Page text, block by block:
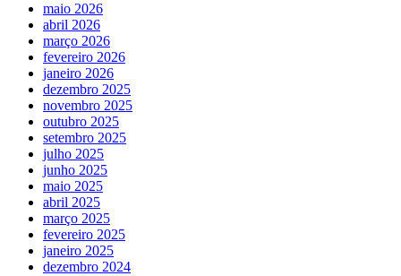
maio 2026
abril 2026
março 2026
fevereiro 2026
janeiro 2026
dezembro 2025
novembro 2025
outubro 2025
setembro 2025
julho 2025
junho 2025
maio 2025
abril 2025
março 2025
fevereiro 2025
janeiro 2025
dezembro 2024